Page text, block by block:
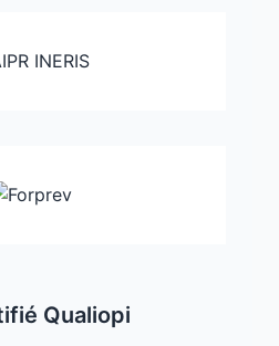
Qualiopi